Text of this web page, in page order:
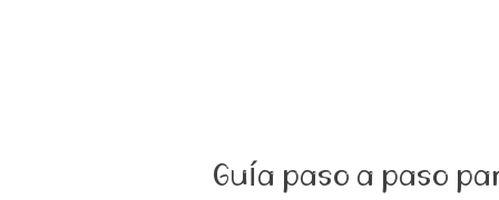
Guía paso a paso